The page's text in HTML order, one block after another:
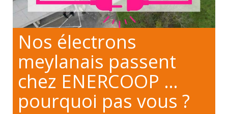
Nos électrons
meylanais passent
chez ENERCOOP …
pourquoi pas vous ?